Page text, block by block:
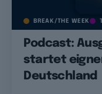
BREAK/THE WEEK
Podcast:
startet
Deutschland